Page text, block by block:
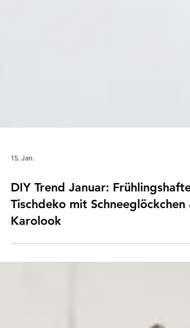
DIY Trend Januar: Frühlingshafte
Tischdeko mit Schneeglöckchen &
Karolook